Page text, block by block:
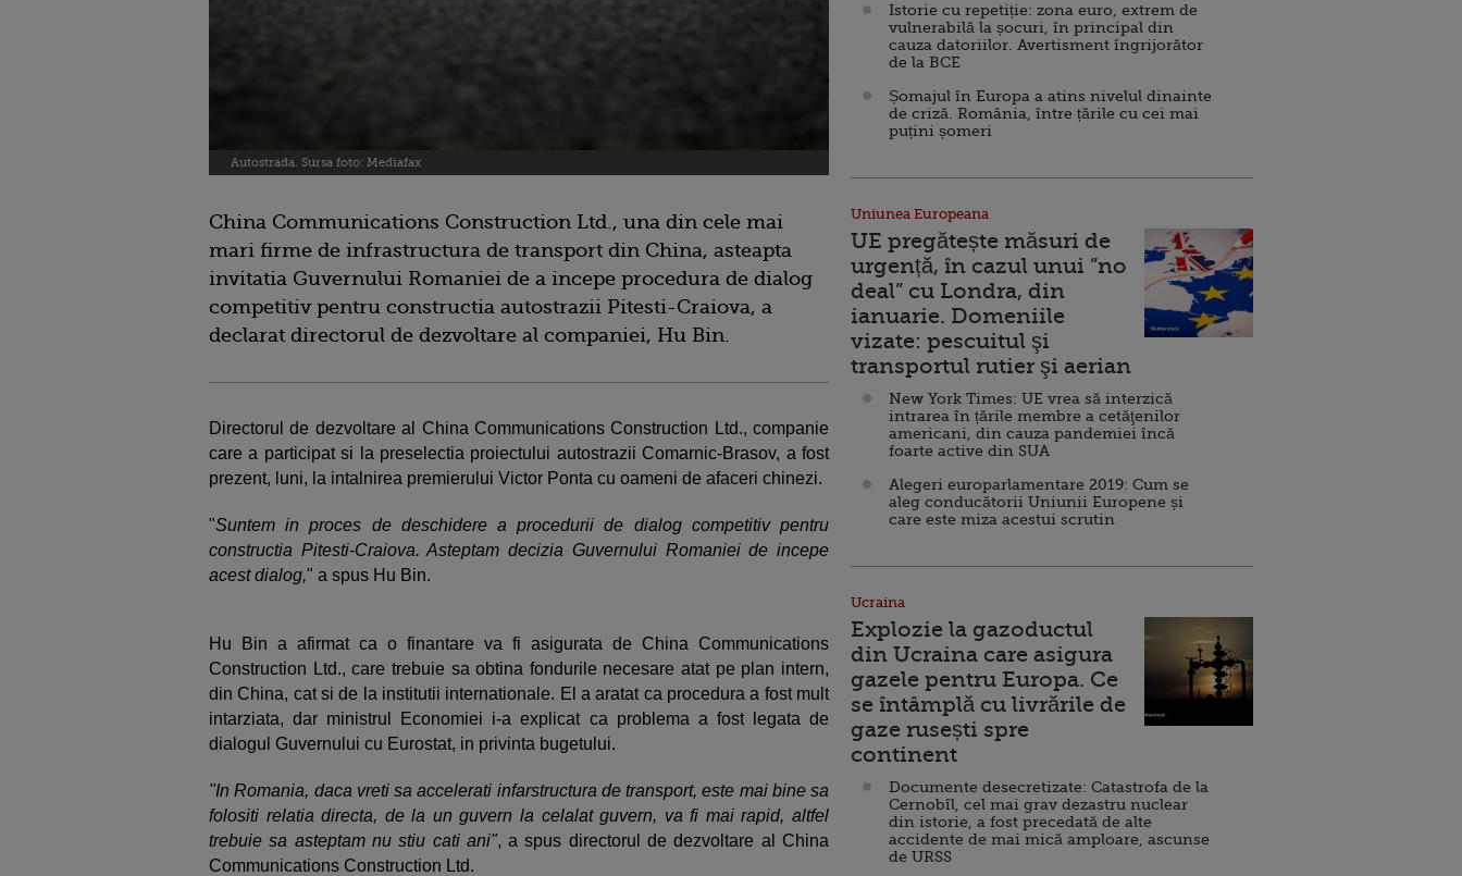
Autostrada. Sursa foto: Mediafax
China Communications Construction Ltd., una din cele mai
mari firme de infrastructura de transport din China, asteapta
invitatia Guvernului Romaniei de a incepe procedura de dialog
competitiv pentru constructia autostrazii Pitesti-Craiova, a
declarat directorul de dezvoltare al companiei, Hu Bin.
Directorul de dezvoltare al China Communications Construction Ltd., companie
care a participat si la preselectia proiectului autostrazii Comarnic-Brasov, a fost
prezent, luni, la intalnirea premierului Victor Ponta cu oameni de afaceri chinezi.
"Suntem in proces de deschidere a procedurii de dialog competitiv pentru
constructia Pitesti-Craiova. Asteptam decizia Guvernului Romaniei de incepe
acest dialog," a spus Hu Bin.
Hu Bin a afirmat ca o finantare va fi asigurata de China Communications
Construction Ltd., care trebuie sa obtina fondurile necesare atat pe plan intern,
din China, cat si de la institutii internationale. El a aratat ca procedura a fost mult
intarziata, dar ministrul Economiei i-a explicat ca problema a fost legata de
dialogul Guvernului cu Eurostat, in privinta bugetului.
"In Romania, daca vreti sa accelerati infarstructura de transport, este mai bine sa
folositi relatia directa, de la un guvern la celalat guvern, va fi mai rapid, altfel
trebuie sa asteptam nu stiu cati ani", a spus directorul de dezvoltare al China
Communications Construction Ltd.
Istorie cu repetiție: zona euro, extrem de
vulnerabilă la șocuri, în principal din
cauza datoriilor. Avertisment îngrijorător
de la BCE
Șomajul în Europa a atins nivelul dinainte
de criză. România, între țările cu cei mai
puțini șomeri
Uniunea Europeana
UE pregătește măsuri de
urgență, în cazul unui ”no
deal” cu Londra, din
ianuarie. Domeniile
vizate: pescuitul şi
transportul rutier şi aerian
New York Times: UE vrea să interzică
intrarea în țările membre a cetăţenilor
americani, din cauza pandemiei încă
foarte active din SUA
Alegeri europarlamentare 2019: Cum se
aleg conducătorii Uniunii Europene și
care este miza acestui scrutin
Ucraina
Explozie la gazoductul
din Ucraina care asigura
gazele pentru Europa. Ce
se întâmplă cu livrările de
gaze rusești spre
continent
Documente desecretizate: Catastrofa de la
Cernobîl, cel mai grav dezastru nuclear
din istorie, a fost precedată de alte
accidente de mai mică amploare, ascunse
de URSS